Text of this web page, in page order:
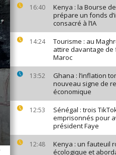
16:40
Kenya : la Bourse
prépare un fonds
consacré à l’IA
14:24
Tourisme : au
attire davantage de
Maroc
13:52
Ghana : l’inflation
nouveau signe de
économique
12:53
Sénégal : trois
emprisonnés pour
président Faye
12:48
Kenya : un fauteuil
écologique et